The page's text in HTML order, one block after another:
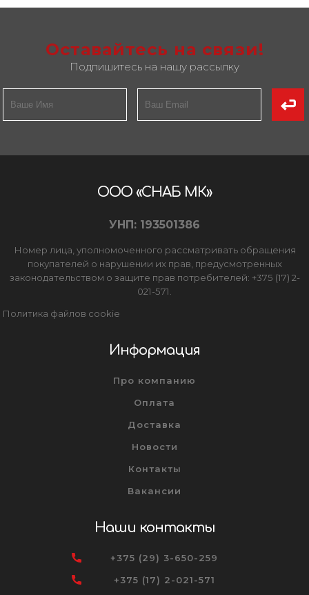
Оставайтесь на связи!
Подпишитесь на нашу рассылку
ООО «СНАБ МК»
УНП: 193501386
Номер лица, уполномоченного рассматривать обращения
покупателей о нарушении их прав, предусмотренных
законодательством о защите прав потребителей: +375 (17) 2-
021-571.
Политика файлов cookie
Информация
Про компанию
Оплата
Доставка
Новости
Контакты
Вакансии
Наши контакты
+375 (29) 3-650-259
+375 (17) 2-021-571